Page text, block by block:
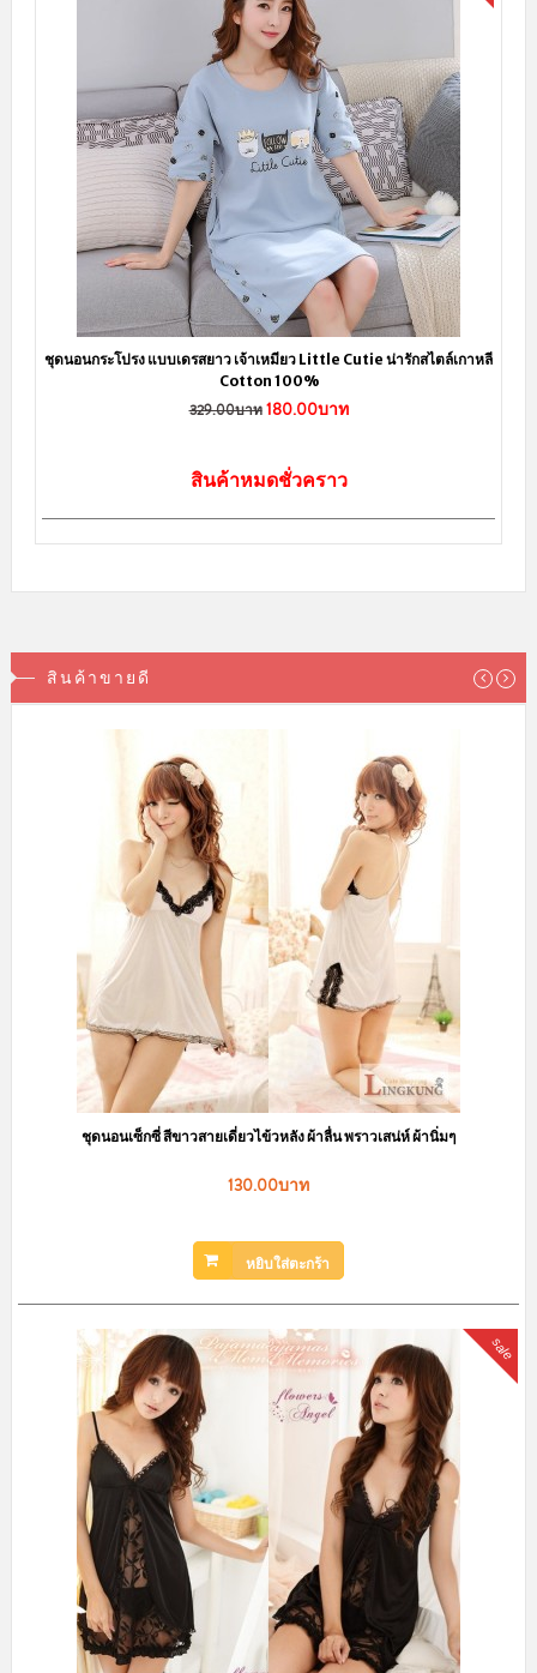
ชุดนอนกระโปรง แบบเดรสยาว เจ้าเหมียว Little Cutie น่ารักสไตล์เกาหลี
Cotton 100%
329.00บาท 180.00บาท
สินค้าหมดชั่วคราว
สินค้าขายดี
ชุดนอนเซ็กซี่ สีขาวสายเดี่ยวไข้วหลัง ผ้าลื่น พราวเสน่ห์ ผ้านิ่มๆ
130.00บาท
หยิบใส่ตะกร้า
sale